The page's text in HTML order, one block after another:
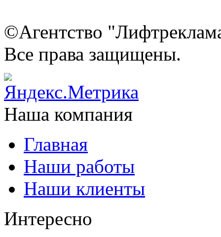
©Агентство
Все права защищены.
Наша компания
Главная
Наши работы
Наши клиенты
Интересно